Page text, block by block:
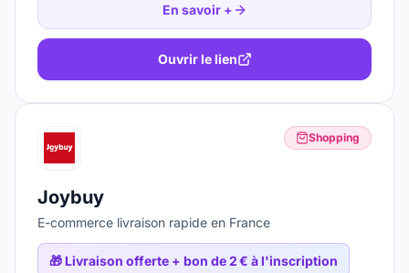
En savoir +
Ouvrir le lien
Shopping
Joybuy
E-commerce livraison rapide en France
🎁 Livraison offerte + bon de 2 € à l'inscription